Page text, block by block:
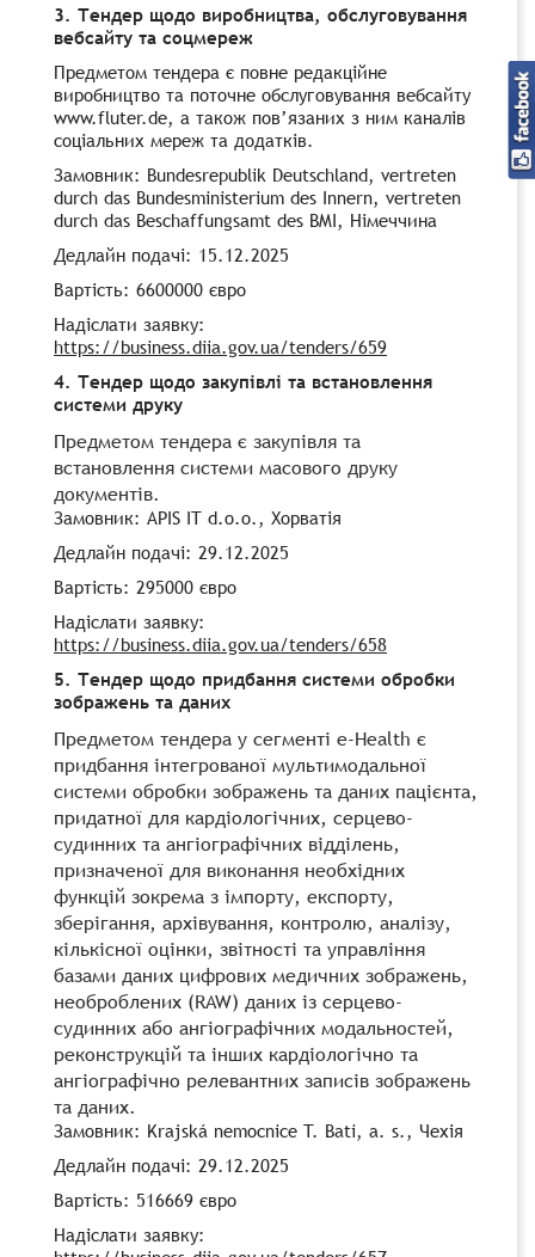
3. Тендер щодо виробництва, обслуговування
вебсайту та соцмереж
Предметом тендера є повне редакційне
виробництво та поточне обслуговування вебсайту
www.fluter.de, а також пов’язаних з ним каналів
соціальних мереж та додатків.
Замовник: Bundesrepublik Deutschland, vertreten
durch das Bundesministerium des Innern, vertreten
durch das Beschaffungsamt des BMI, Німеччина
Дедлайн подачі: 15.12.2025
Вартість: 6600000 євро
Надіслати заявку:
https://business.diia.gov.ua/tenders/659
4. Тендер щодо закупівлі та встановлення
системи друку
Предметом тендера є закупівля та
встановлення системи масового друку
документів.
Замовник: APIS IT d.o.o., Хорватія
Дедлайн подачі: 29.12.2025
Вартість: 295000 євро
Надіслати заявку:
https://business.diia.gov.ua/tenders/658
5. Тендер щодо придбання системи обробки
зображень та даних
Предметом тендера у сегменті e-Health є
придбання інтегрованої мультимодальної
системи обробки зображень та даних пацієнта,
придатної для кардіологічних, серцево-
судинних та ангіографічних відділень,
призначеної для виконання необхідних
функцій зокрема з імпорту, експорту,
зберігання, архівування, контролю, аналізу,
кількісної оцінки, звітності та управління
базами даних цифрових медичних зображень,
необроблених (RAW) даних із серцево-
судинних або ангіографічних модальностей,
реконструкцій та інших кардіологічно та
ангіографічно релевантних записів зображень
та даних.
Замовник: Krajská nemocnice T. Bati, a. s., Чехія
Дедлайн подачі: 29.12.2025
Вартість: 516669 євро
Надіслати заявку: